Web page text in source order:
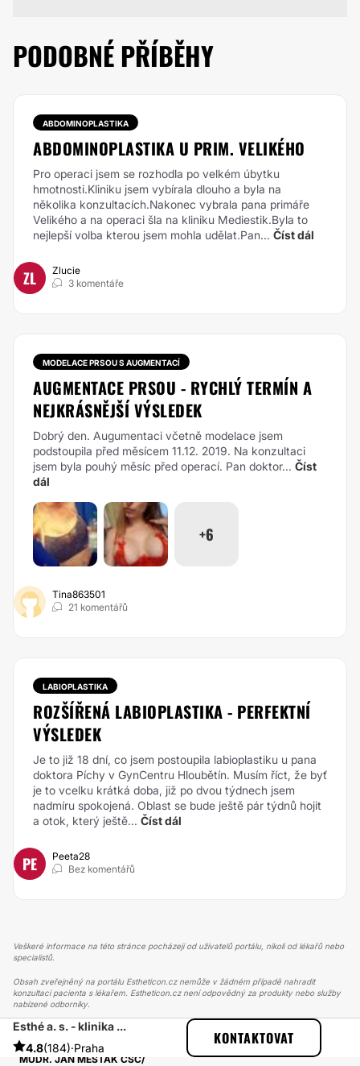
PODOBNÉ PŘÍBĚHY
ABDOMINOPLASTIKA
ABDOMINOPLASTIKA U PRIM. VELIKÉHO
Pro operaci jsem se rozhodla po velkém úbytku
hmotnosti.Kliniku jsem vybírala dlouho a byla na
několika konzultacích.Nakonec vybrala pana primáře
Velikého a na operaci šla na kliniku Mediestik.Byla to
nejlepší volba kterou jsem mohla udělat.Pan... Číst dál
ZL
Zlucie
3 komentáře
MODELACE PRSOU S AUGMENTACÍ
AUGMENTACE PRSOU - RYCHLÝ TERMÍN A
NEJKRÁSNĚJŠÍ VÝSLEDEK
Dobrý den. Augumentaci včetně modelace jsem
podstoupila před měsícem 11.12. 2019. Na konzultaci
jsem byla pouhý měsíc před operací. Pan doktor... Číst
dál
+6
Tina863501
21 komentářů
LABIOPLASTIKA
ROZŠÍŘENÁ LABIOPLASTIKA - PERFEKTNÍ
VÝSLEDEK
Je to již 18 dní, co jsem postoupila labioplastiku u pana
doktora Píchy v GynCentru Hloubětín. Musím říct, že byť
je to vcelku krátká doba, již po dvou týdnech jsem
nadmíru spokojená. Oblast se bude ještě pár týdnů hojit
a otok, který ještě... Číst dál
PE
Peeta28
Bez komentářů
Veškeré informace na této stránce pocházejí od uživatelů portálu, nikoli od lékařů nebo
specialistů.
Obsah zveřejněný na portálu Estheticon.cz nemůže v žádném případě nahradit
konzultaci pacienta s lékařem. Estheticon.cz není odpovědný za produkty nebo služby
nabízené odborníky.
Esthé a. s. - klinika ...
4.8(184)·Praha
KONTAKTOVAT
ESTHETICON
PŘÍBĚHY
PŘÍBĚHY TÝKAJÍCÍ SE ZÁKROKU RHINOPLASTIKA
MUDR. JAN MĚŠŤÁK CSC